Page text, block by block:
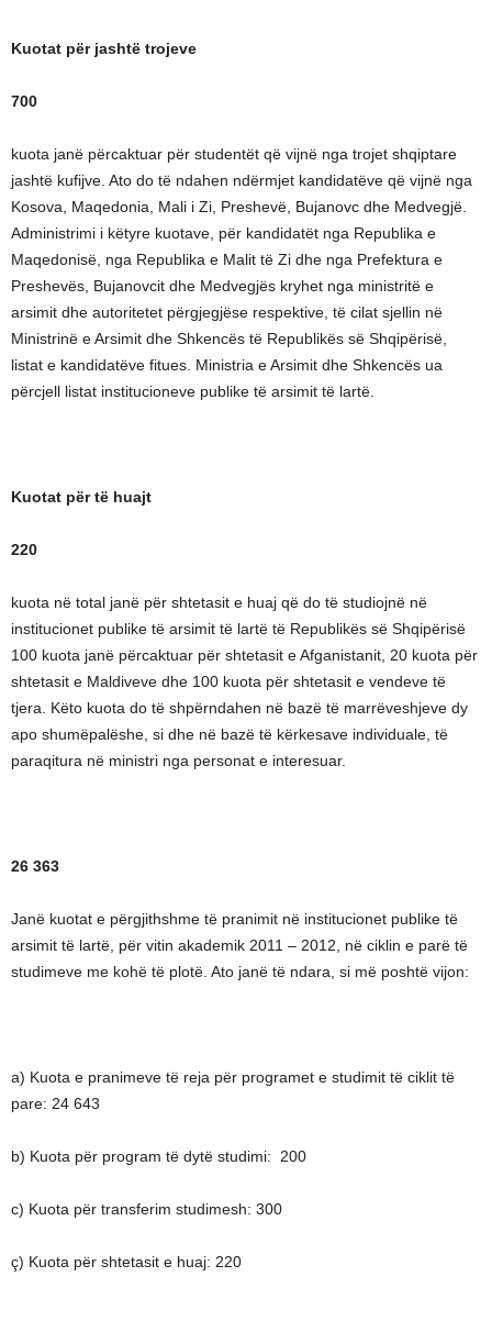
Kuotat për jashtë trojeve
700
kuota janë përcaktuar për studentët që vijnë nga trojet shqiptare
jashtë kufijve. Ato do të ndahen ndërmjet kandidatëve që vijnë nga
Kosova, Maqedonia, Mali i Zi, Preshevë, Bujanovc dhe Medvegjë.
Administrimi i këtyre kuotave, për kandidatët nga Republika e
Maqedonisë, nga Republika e Malit të Zi dhe nga Prefektura e
Preshevës, Bujanovcit dhe Medvegjës kryhet nga ministritë e
arsimit dhe autoritetet përgjegjëse respektive, të cilat sjellin në
Ministrinë e Arsimit dhe Shkencës të Republikës së Shqipërisë,
listat e kandidatëve fitues. Ministria e Arsimit dhe Shkencës ua
përcjell listat institucioneve publike të arsimit të lartë.
Kuotat për të huajt
220
kuota në total janë për shtetasit e huaj që do të studiojnë në
institucionet publike të arsimit të lartë të Republikës së Shqipërisë
100 kuota janë përcaktuar për shtetasit e Afganistanit, 20 kuota për
shtetasit e Maldiveve dhe 100 kuota për shtetasit e vendeve të
tjera. Këto kuota do të shpërndahen në bazë të marrëveshjeve dy
apo shumëpalëshe, si dhe në bazë të kërkesave individuale, të
paraqitura në ministri nga personat e interesuar.
26 363
Janë kuotat e përgjithshme të pranimit në institucionet publike të
arsimit të lartë, për vitin akademik 2011 – 2012, në ciklin e parë të
studimeve me kohë të plotë. Ato janë të ndara, si më poshtë vijon:
a) Kuota e pranimeve të reja për programet e studimit të ciklit të
pare: 24 643
b) Kuota për program të dytë studimi: 200
c) Kuota për transferim studimesh: 300
ç) Kuota për shtetasit e huaj: 220